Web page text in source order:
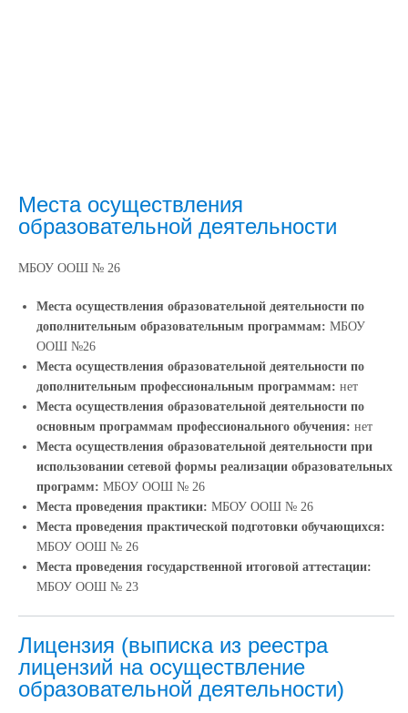
Места осуществления
образовательной деятельности
МБОУ ООШ № 26
Места осуществления образовательной деятельности по
дополнительным образовательным программам: МБОУ
ООШ №26
Места осуществления образовательной деятельности по
дополнительным профессиональным программам: нет
Места осуществления образовательной деятельности по
основным программам профессионального обучения: нет
Места осуществления образовательной деятельности при
использовании сетевой формы реализации образовательных
программ: МБОУ ООШ № 26
Места проведения практики: МБОУ ООШ № 26
Места проведения практической подготовки обучающихся:
МБОУ ООШ № 26
Места проведения государственной итоговой аттестации:
МБОУ ООШ № 23
Лицензия (выписка из реестра
лицензий на осуществление
образовательной деятельности)